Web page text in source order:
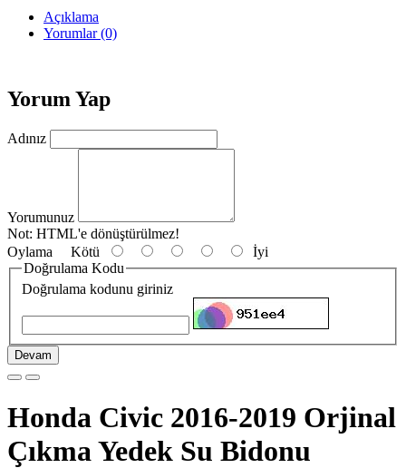
Açıklama
Yorumlar (0)
Yorum Yap
Adınız
Yorumunuz
Not: HTML'e dönüştürülmez!
Oylama Kötü
İyi
Doğrulama Kodu
Doğrulama kodunu giriniz
Devam
Honda Civic 2016-2019 Orjinal
Çıkma Yedek Su Bidonu